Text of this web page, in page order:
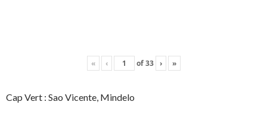
« ‹ of33 › »
Cap Vert : Sao Vicente, Mindelo